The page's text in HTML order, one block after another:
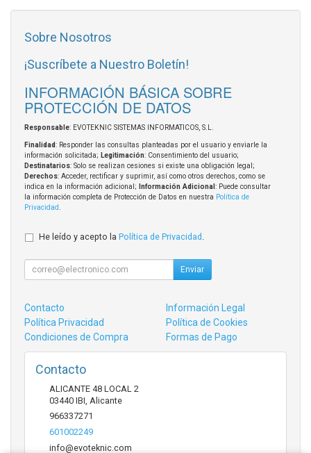
Sobre Nosotros
¡Suscríbete a Nuestro Boletín!
INFORMACIÓN BÁSICA SOBRE
PROTECCIÓN DE DATOS
Responsable: EVOTEKNIC SISTEMAS INFORMATICOS, S.L.
Finalidad: Responder las consultas planteadas por el usuario y enviarle la
información solicitada; Legitimación: Consentimiento del usuario;
Destinatarios: Solo se realizan cesiones si existe una obligación legal;
Derechos: Acceder, rectificar y suprimir, así como otros derechos, como se
indica en la información adicional;
Información Adicional : Puede consultar
la información completa de Protección de Datos en nuestra Política de
Privacidad
He leído y acepto la Política de Privacidad
Enviar
Contacto
Información Legal
Política Privacidad
Política de Cookies
Condiciones de Compra
Formas de Pago
Contacto
ALICANTE 48 LOCAL 2
03440 IBI Alicante
966337271
601002249
info@evoteknic.com